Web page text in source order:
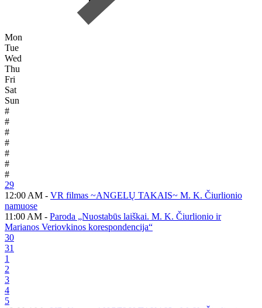
Mon
Tue
Wed
Thu
Fri
Sat
Sun
#
#
#
#
#
#
#
29
12:00 AM - VR filmas ~ANGELŲ TAKAIS~ M. K. Čiurlionio
namuose
11:00 AM - Paroda „Nuostabūs laiškai. M. K. Čiurlionio ir
Marianos Veriovkinos korespondencija“
30
31
1
2
3
4
5